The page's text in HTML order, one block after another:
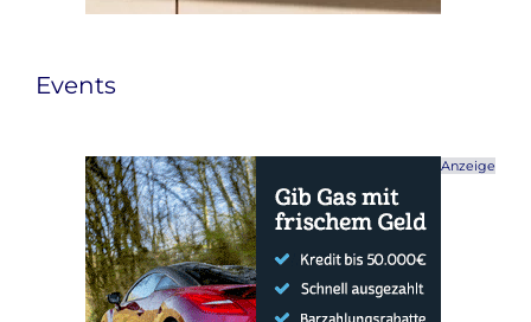
Events
Anzeige